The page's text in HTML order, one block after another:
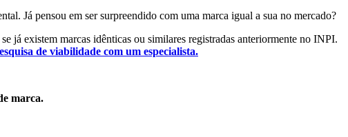
Já pensou em ser surpreendido com uma marca igual a sua no mercado?
já existem marcas idênticas ou similares registradas anteriormente no INPI.
de viabilidade com um especialista.
marca.